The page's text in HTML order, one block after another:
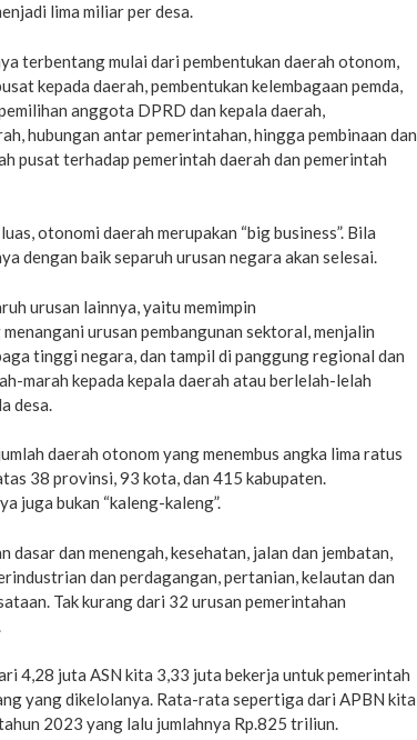
lima miliar per desa.
terbentang mulai dari pembentukan daerah otonom,
kepada daerah, pembentukan kelembagaan pemda,
anggota DPRD dan kepala daerah,
hubungan antar pemerintahan, hingga pembinaan dan
pusat terhadap pemerintah daerah dan pemerintah
otonomi daerah merupakan “big business”. Bila
dengan baik separuh urusan negara akan selesai.
urusan lainnya, yaitu memimpin
urusan pembangunan sektoral, menjalin
tinggi negara, dan tampil di panggung regional dan
marah kepada kepala daerah atau berlelah-lelah
desa.
daerah otonom yang menembus angka lima ratus
38 provinsi, 93 kota, dan 415 kabupaten.
juga bukan “kaleng-kaleng”.
dasar dan menengah, kesehatan, jalan dan jembatan,
dan perdagangan, pertanian, kelautan dan
Tak kurang dari 32 urusan pemerintahan
4,28 juta ASN kita 3,33 juta bekerja untuk pemerintah
yang dikelolanya. Rata-rata sepertiga dari APBN kita
2023 yang lalu jumlahnya Rp.825 triliun.